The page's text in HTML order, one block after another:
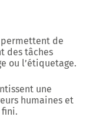
permettent de
des tâches
ou l’étiquetage.
une
humaines et